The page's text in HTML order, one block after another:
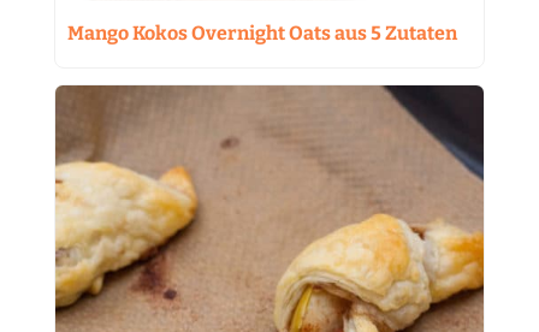
Mango Kokos Overnight Oats aus 5 Zutaten